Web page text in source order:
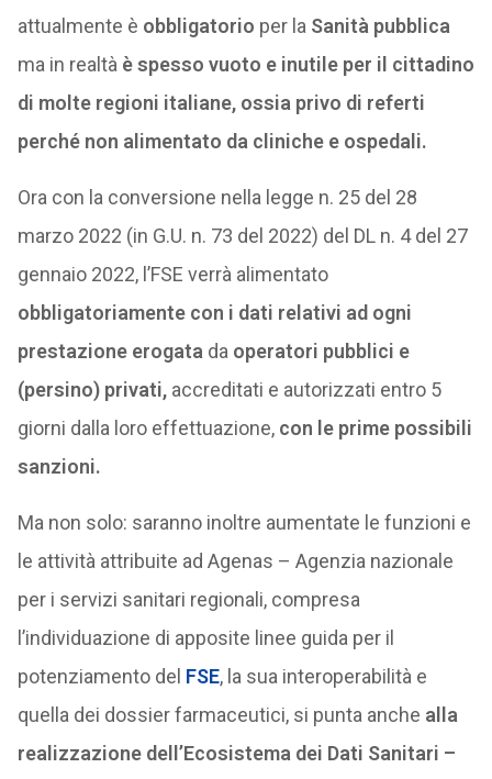
attualmente è obbligatorio per la Sanità pubblica
ma in realtà è spesso vuoto e inutile per il cittadino
di molte regioni italiane, ossia privo di referti
perché non alimentato da cliniche e ospedali.
Ora con la conversione nella legge n. 25 del 28
marzo 2022 (in G.U. n. 73 del 2022) del DL n. 4 del 27
gennaio 2022, l’FSE verrà alimentato
obbligatoriamente con i dati relativi ad ogni
prestazione erogata da operatori pubblici e
(persino) privati,accreditati e autorizzati entro 5
giorni dalla loro effettuazione,con le prime possibili
sanzioni.
Ma non solo: saranno inoltre aumentate le funzioni e
le attività attribuite ad Agenas – Agenzia nazionale
per i servizi sanitari regionali, compresa
l’individuazione di apposite linee guida per il
potenziamento del FSE, la sua interoperabilità e
quella dei dossier farmaceutici, si punta anche alla
realizzazione dell’Ecosistema dei Dati Sanitari –